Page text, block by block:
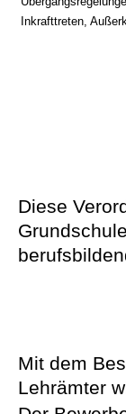
Inkrafttreten,
Diese
Mit dem
Lehrämter